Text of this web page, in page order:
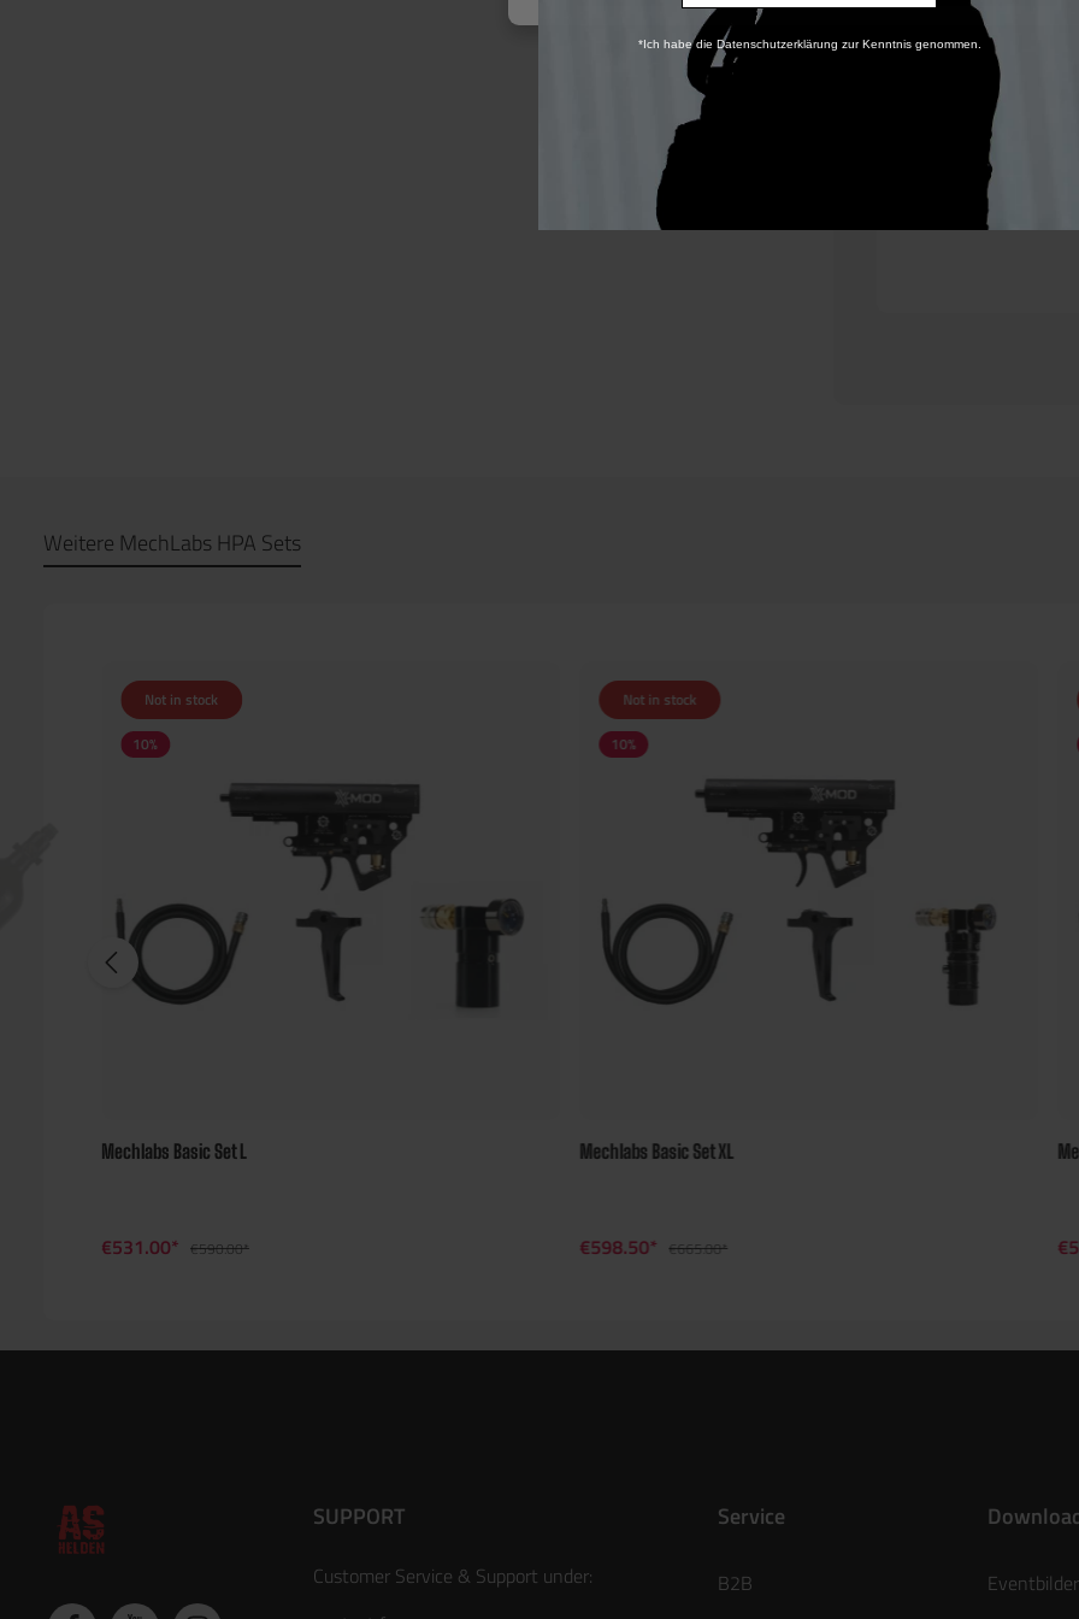
200 Bar
Kompakt
Der
Weitere MechLabs HPA Sets
Not in stock
10%
Mechlabs Basic Set L
€531.00* €590.00*
Not in stock
10%
Mechlabs Basic Set XL
€598.50* €665.00*
SUPPORT
Customer Service & Support under:
Service
B2B
Eventbilder
*Ich habe die Datenschutzerklärung zur Kenntnis genommen.